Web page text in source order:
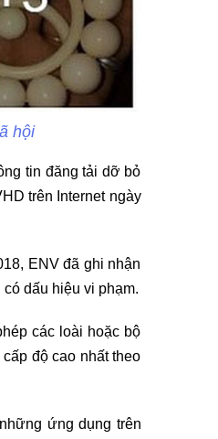
hội
tin đăng tải dỡ bỏ
trên Internet ngày
ENV đã ghi nhận
dấu hiệu vi phạm.
các loài hoặc bộ
độ cao nhất theo
ứng dụng trên